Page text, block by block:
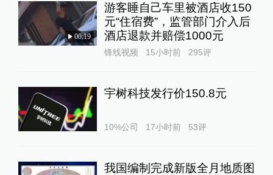
00:19
游客睡自己车里被酒店收150
元“住宿费”，监管部门介入后
酒店退款并赔偿1000元
锋线视频 15小时前 295评
宇树科技发行价150.8元
10%公司 17小时前 53评
我国编制完成新版全月地质图